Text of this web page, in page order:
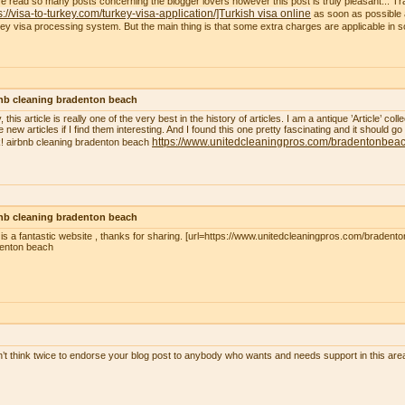
visa-to-turkey.com/turkey-visa-application/]Turkish visa online as soon as possible
visa processing system. But the main thing is that some extra charges are applicable in
cleaning bradenton beach
this article is really one of the very best in the history of articles. I am a antique ’Article’
new articles if I find them interesting. And I found this one pretty fascinating and it should
airbnb cleaning bradenton beach https://www.unitedcleaningpros.com/
cleaning bradenton beach
a fantastic website , thanks for sharing. [url=https://www.unitedcleaningpros.com/
beach
think twice to endorse your blog post to anybody who wants and needs support in this